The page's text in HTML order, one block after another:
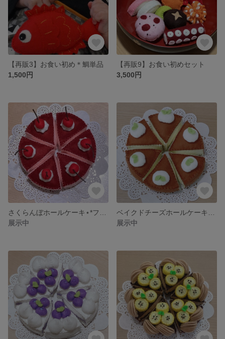
【再販3】お食い初め＊鯛単品
1,500円
【再販9】お食い初めセット
3,500円
展示中
展示中